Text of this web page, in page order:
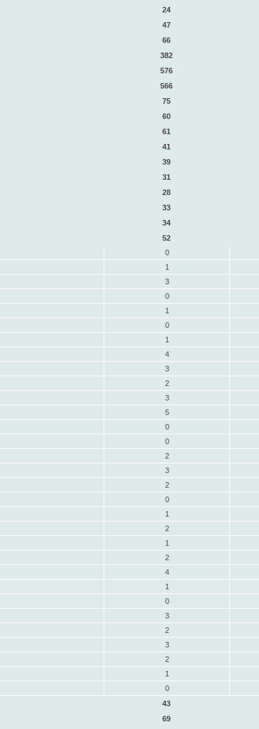
24
47
66
382
576
566
75
60
61
41
39
31
28
33
34
52
0
1
3
0
1
0
1
4
3
2
3
5
0
0
2
3
2
0
1
2
1
2
4
1
0
3
2
3
2
1
0
43
69